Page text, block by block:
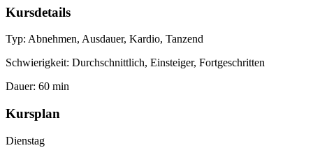
Kursdetails
Typ: Abnehmen, Ausdauer, Kardio, Tanzend
Schwierigkeit: Durchschnittlich, Einsteiger, Fortgeschritten
Dauer: 60 min
Kursplan
Dienstag